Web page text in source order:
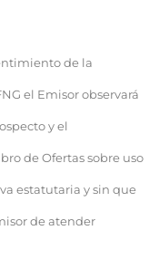
de la
el Emisor observará
y el
de Ofertas sobre uso
estatutaria y sin que
de atender